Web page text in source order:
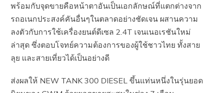
พร้อมกับจุดขายคือหน้าตาอันเป็นเอกลักษณ์ที่แตกต่างจาก
รถอเนกประสงค์คันอื่นๆในตลาดอย่างชัดเจน ผสานความ
ลงตัวกับการใช้เครื่องยนต์ดีเซล 2.4T เจนเนอเรชันใหม่
ล่าสุด ซึ่งตอบโจทย์ความต้องการของผู้ใช้ชาวไทย ทั้งสาย
ลุย และสายเที่ยวได้เป็นอย่างดี
ส่งผลให้ NEW TANK 300 DIESEL ขึ้นแท่นหนึ่งในรุ่นยอด